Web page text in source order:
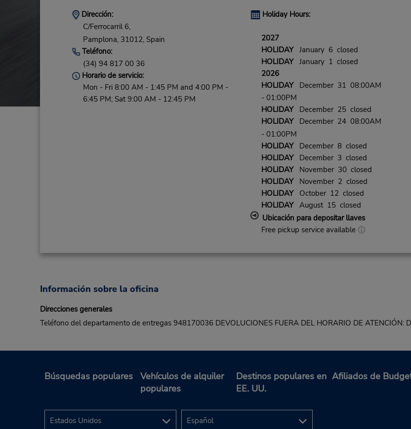
Dirección:
C/Ferrocarril 6,
Pamplona, 31012, Spain
Teléfono:
(34) 94 817 00 36
Horario de servicio:
Mon - Fri 8:00 AM - 1:45 PM and 4:00 PM -
6:45 PM; Sat 9:00 AM - 12:45 PM
Holiday Hours:
2027
HOLIDAYJanuary 6 closed
HOLIDAYJanuary 1 closed
2026
HOLIDAYDecember 31 08:00AM
- 01:00PM
HOLIDAYDecember 25 closed
HOLIDAYDecember 24 08:00AM
- 01:00PM
HOLIDAYDecember 8 closed
HOLIDAYDecember 3 closed
HOLIDAYNovember 30 closed
HOLIDAYNovember 2 closed
HOLIDAYOctober 12 closed
HOLIDAYAugust 15 closed
Ubicación para depositar llaves
Free pickup service available
Información sobre la oficina
Direcciones generales
Teléfono del departamento de entregas 948170036 DEVOLUCIONES FUERA DEL HORARIO DE ATENCIÓN:
Búsquedas populares
Vehículos de alquiler
populares
Destinos populares en
EE. UU.
Afiliados de